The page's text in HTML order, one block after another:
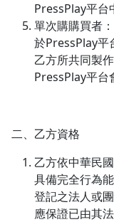
PressPlay平台
單次購購買者
於PressPlay平
乙方所共同製
PressPlay平台
二、乙方資格
乙方依中華民
具備完全行為
登記之法人或
應保證已由其